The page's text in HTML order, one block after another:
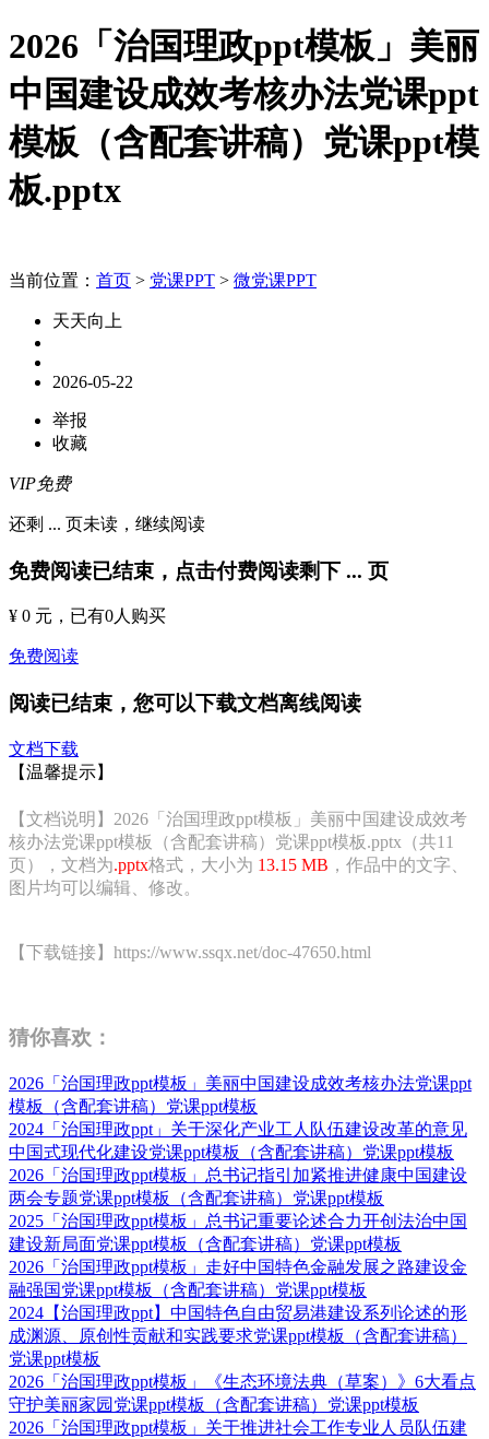
2026「治国理政ppt模板」美丽
中国建设成效考核办法党课ppt
模板（含配套讲稿）党课ppt模
板.pptx
当前位置： 首页 > 党课PPT > 微党课PPT
天天向上
2026-05-22
举报
收藏
VIP免费
还剩 ... 页未读， 继续阅读
免费阅读已结束，点击付费阅读剩下 ... 页
¥ 0 元 ，已有0人购买
免费阅读
阅读已结束，您可以下载文档离线阅读
文档下载
【温馨提示】
【文档说明】2026「治国理政ppt模板」美丽中国建设成效考
核办法党课ppt模板（含配套讲稿）党课ppt模板.pptx（共11
页），文档为.pptx格式，大小为 13.15 MB ，作品中的文字、
图片均可以编辑、修改。
【下载链接】https://www.ssqx.net/doc-47650.html
猜你喜欢：
2026「治国理政ppt模板」美丽中国建设成效考核办法党课ppt
模板（含配套讲稿）党课ppt模板
2024「治国理政ppt」关于深化产业工人队伍建设改革的意见
中国式现代化建设党课ppt模板（含配套讲稿）党课ppt模板
2026「治国理政ppt模板」总书记指引加紧推进健康中国建设
两会专题党课ppt模板（含配套讲稿）党课ppt模板
2025「治国理政ppt模板」总书记重要论述合力开创法治中国
建设新局面党课ppt模板（含配套讲稿）党课ppt模板
2026「治国理政ppt模板」走好中国特色金融发展之路建设金
融强国党课ppt模板（含配套讲稿）党课ppt模板
2024【治国理政ppt】中国特色自由贸易港建设系列论述的形
成渊源、原创性贡献和实践要求党课ppt模板（含配套讲稿）
党课ppt模板
2026「治国理政ppt模板」《生态环境法典（草案）》6大看点
守护美丽家园党课ppt模板（含配套讲稿）党课ppt模板
2026「治国理政ppt模板」关于推进社会工作专业人员队伍建